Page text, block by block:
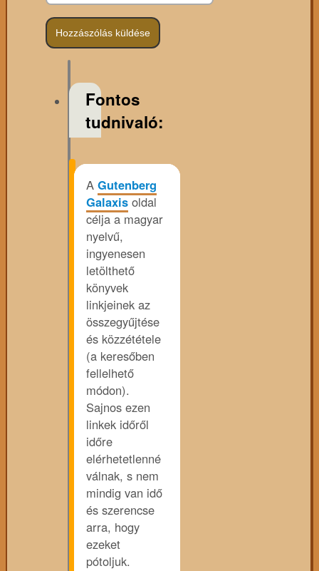
Fontos
tudnivaló:
A Gutenberg
Galaxis oldal
célja a magyar
nyelvű,
ingyenesen
letölthető
könyvek
linkjeinek az
összegyűjtése
és közzététele
(a keresőben
fellelhető
módon).
Sajnos ezen
linkek időről
időre
elérhetetlenné
válnak, s nem
mindig van idő
és szerencse
arra, hogy
ezeket
pótoljuk.